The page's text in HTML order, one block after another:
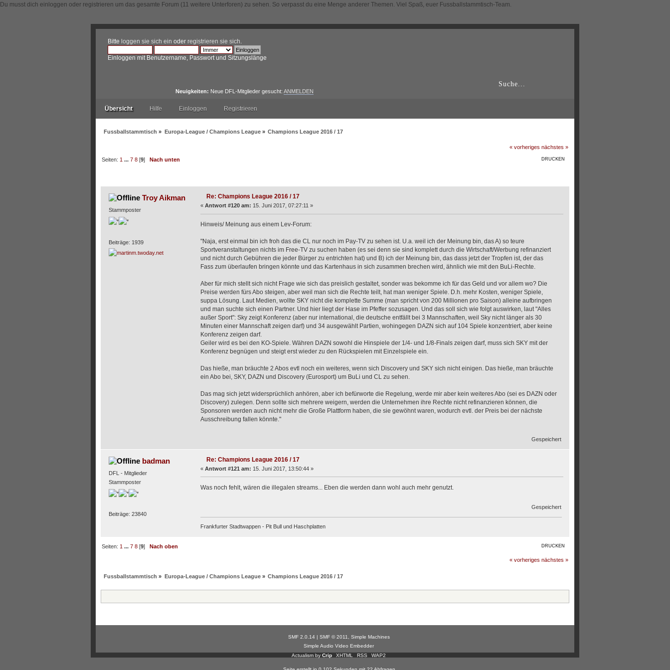
Du musst dich einloggen oder registrieren um das gesamte Forum (11 weitere Unterforen) zu sehen. So verpasst du eine Menge anderer Themen. Viel Spaß, euer Fussballstammtisch-Team.
Bitte loggen sie sich ein oder registrieren sie sich
Einloggen mit Benutzername, Passwort und Sitzungslänge
Neuigkeiten: Neue DFL-Mitglieder gesucht: ANMELDEN
Übersicht Hilfe Einloggen Registrieren
Fussballstammtisch » Europa-League / Champions League» Champions League 2016 / 17
« vorheriges nächstes »
DRUCKEN
Seiten: 1 ...7 8 [9]Nach unten
Troy Aikman
Stammposter
Beiträge: 1939
Re: Champions League 2016 / 17
« Antwort #120 am: 15. Juni 2017, 07:27:11 »
Hinweis/ Meinung aus einem Lev-Forum:
"Naja, erst einmal bin ich froh das die CL nur noch im Pay-TV zu sehen ist. U.a. weil ich der Meinung bin, das A) so teure
Sportveranstaltungen nichts im Free-TV zu suchen haben (es sei denn sie sind komplett durch die Wirtschaft/Werbung refinanziert
und nicht durch Gebühren die jeder Bürger zu entrichten hat) und B) ich der Meinung bin, das dass jetzt der Tropfen ist, der das
Fass zum überlaufen bringen könnte und das Kartenhaus in sich zusammen brechen wird, ähnlich wie mit den BuLi-Rechte.
Aber für mich stellt sich nicht Frage wie sich das preislich gestaltet, sonder was bekomme ich für das Geld und vor allem wo? Die
Preise werden fürs Abo steigen, aber weil man sich die Rechte teilt, hat man weniger Spiele. D.h. mehr Kosten, weniger Spiele,
suppa Lösung. Laut Medien, wollte SKY nicht die komplette Summe (man spricht von 200 Millionen pro Saison) alleine aufbringen
und man suchte sich einen Partner. Und hier liegt der Hase im Pfeffer sozusagen. Und das soll sich wie folgt auswirken, laut "Alles
außer Sport": Sky zeigt Konferenz (aber nur international, die deutsche entfällt bei 3 Mannschaften, weil Sky nicht länger als 30
Minuten einer Mannschaft zeigen darf) und 34 ausgewählt Partien, wohingegen DAZN sich auf 104 Spiele konzentriert, aber keine
Konferenz zeigen darf.
Geiler wird es bei den KO-Spiele. Währen DAZN sowohl die Hinspiele der 1/4- und 1/8-Finals zeigen darf, muss sich SKY mit der
Konferenz begnügen und steigt erst wieder zu den Rückspielen mit Einzelspiele ein.
Das hieße, man bräuchte 2 Abos evtl noch ein weiteres, wenn sich Discovery und SKY sich nicht einigen. Das hieße, man bräuchte
ein Abo bei, SKY, DAZN und Discovery (Eurosport) um BuLi und CL zu sehen.
Das mag sich jetzt widersprüchlich anhören, aber ich befürworte die Regelung, werde mir aber kein weiteres Abo (sei es DAZN oder
Discovery) zulegen. Denn sollte sich mehrere weigern, werden die Unternehmen ihre Rechte nicht refinanzieren können, die
Sponsoren werden auch nicht mehr die Große Plattform haben, die sie gewöhnt waren, wodurch evtl. der Preis bei der nächste
Ausschreibung fallen könnte."
Gespeichert
badman
DFL - Mitglieder
Stammposter
Beiträge: 23840
Re: Champions League 2016 / 17
« Antwort #121 am: 15. Juni 2017, 13:50:44 »
Was noch fehlt, wären die illegalen streams... Eben die werden dann wohl auch mehr genutzt.
Gespeichert
Frankfurter Stadtwappen - Pit Bull und Haschplatten
DRUCKEN
Seiten: 1 ...7 8 [9]Nach oben
« vorheriges nächstes »
Fussballstammtisch » Europa-League / Champions League» Champions League 2016 / 17
SMF 2.0.14| SMF © 2011
Simple Machines
Simple Audio Video Embedder
Actualism by Crip XHTML RSS WAP2